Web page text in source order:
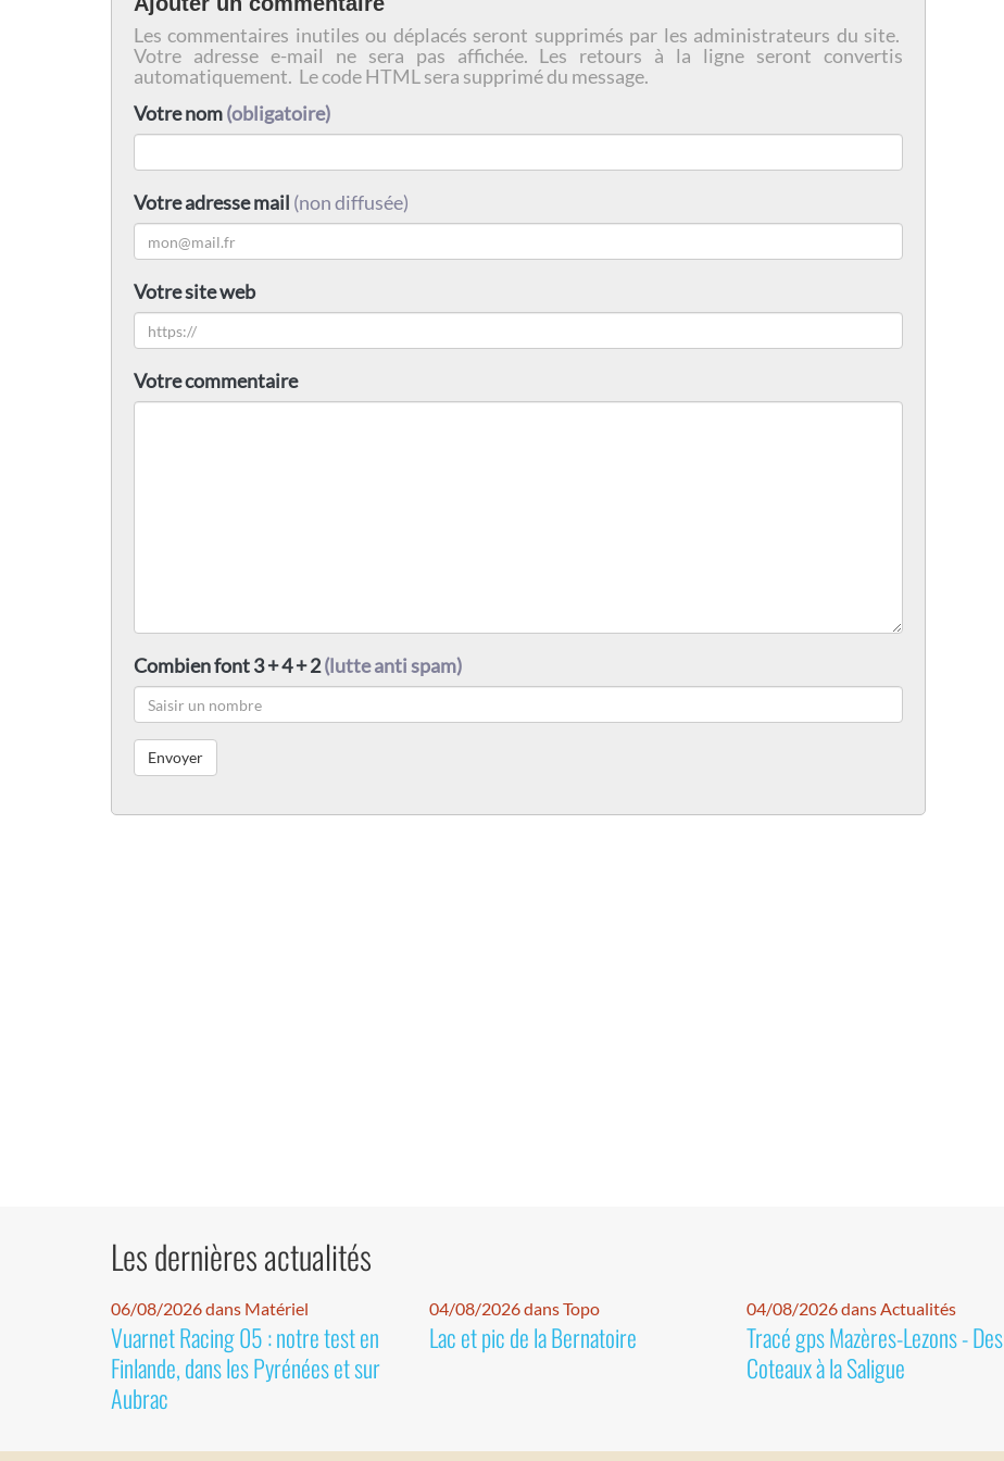
Les commentaires inutiles ou déplacés seront supprimés par les administrateurs du site.
Votre adresse e-mail ne sera pas affichée. Les retours à la ligne seront convertis
automatiquement. Le code HTML sera supprimé du message.
Votre nom(obligatoire)
Votre adresse mail (non diffusée)
Votre site web
Votre commentaire
Combien font 3 + 4 + 2(lutte anti spam)
Les dernières actualités
06/08/2026 dans Matériel
Vuarnet Racing 05 : notre test en
Finlande, dans les Pyrénées et sur
Aubrac
04/08/2026 dans Topo
Lac et pic de la Bernatoire
04/08/2026 dans Actualités
Tracé gps Mazères-Lezons - Des
Coteaux à la Saligue